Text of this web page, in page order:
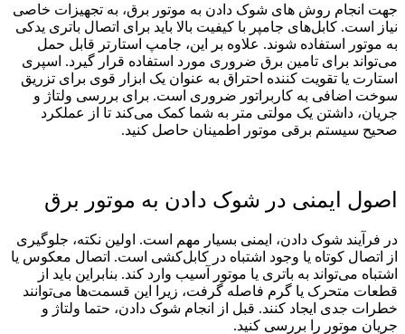
جهت انجام روش‌ های شوک دادن به موتور برق، به تجهیزات خاصی
نیاز است. کابل‌‌های جامپر با کیفیت بالا باید برای اتصال باتری یدکی
به موتور استفاده شوند. علاوه بر این، جامپ استارتر قابل حمل
می‌تواند برای تامین برق ضروری مورد استفاده قرار گیرد. اسپری
استارت یا تقویت ‌کننده احتراق به ‌عنوان یک ابزار قوی برای تزریق
سوخت اضافی به کاربراتور ضروری است. برای بررسی ولتاژ و
جریان، داشتن یک مولتی ‌متر به شما کمک می‌‌کند تا از عملکرد
صحیح سیستم برقی موتور اطمینان حاصل کنید.
اصول ایمنی در شوک دادن به موتور برق
در فرآیند شوک دادن، ایمنی بسیار مهم است. اولین نکته، جلوگیری
از اتصال کوتاه یا وجود اشتباه در کابل‌کشی است. اتصال معکوس یا
اشتباه می‌‌تواند به باتری یا موتور آسیب وارد کند. بنابراین باید از
قطعات متحرک یا گرم فاصله گرفت، زیرا این قسمت‌ها می‌‌توانند
خطرات جدی ایجاد کنند. قبل از انجام شوک دادن، حتما ولتاژ و
جریان موتور را بررسی کنید.